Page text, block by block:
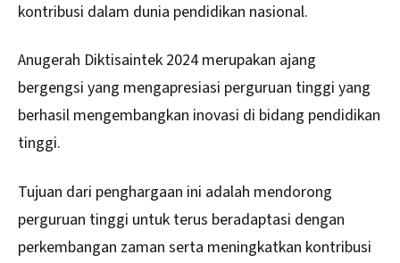
kontribusi dalam dunia pendidikan nasional.
Anugerah Diktisaintek 2024 merupakan ajang
bergengsi yang mengapresiasi perguruan tinggi yang
berhasil mengembangkan inovasi di bidang pendidikan
tinggi.
Tujuan dari penghargaan ini adalah mendorong
perguruan tinggi untuk terus beradaptasi dengan
perkembangan zaman serta meningkatkan kontribusi